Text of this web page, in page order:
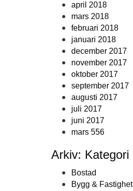
april 2018
mars 2018
februari 2018
januari 2018
december 2017
november 2017
oktober 2017
september 2017
augusti 2017
juli 2017
juni 2017
mars 556
Arkiv: Kategori
Bostad
Bygg & Fastighet